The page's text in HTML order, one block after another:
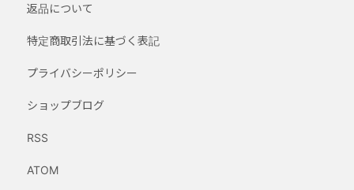
返品について
特定商取引法に基づく表記
プライバシーポリシー
ショップブログ
RSS
ATOM